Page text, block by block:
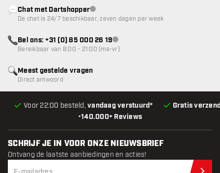
•140.000+ Reviews
Voor 22:00 besteld,vandaag verstuurd* Gratis
Meest gestelde vragen
Direct antwoord
Chat met Dartshopperklantenservice niet beschikbaar
De chat is 24/7 beschikbaar, zeven dagen per week
Bel ons: +31 (0) 85 000 26 19klantenservice niet beschikbaar
Bereikbaar van 8:00 - 21:00 (ma-vr)
SCHRIJF JE IN VOOR ONZE NIEUWSBRIEF
Ontvang de laatste aanbiedingen en acties!